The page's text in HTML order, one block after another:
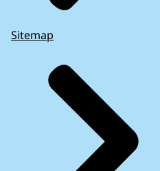
Sitemap